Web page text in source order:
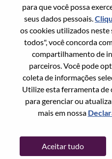
para que você possa
seus dados pessoais.
os cookies utilizados
todos", você concorda
compartilhamento de
parceiros. Você pode
coleta de informações
Utilize esta ferramenta
para gerenciar ou
mais em nossa
Aceitar tudo
Enter the email
account, then click
Vamos enviar por
redefinir sua senha.
Redefinir senha com seu email
Email*